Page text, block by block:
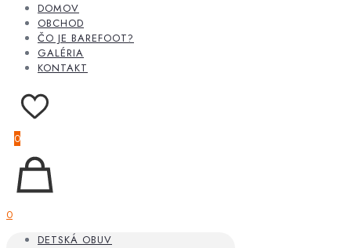
DOMOV
OBCHOD
ČO JE BAREFOOT?
GALÉRIA
KONTAKT
0
0
DETSKÁ OBUV